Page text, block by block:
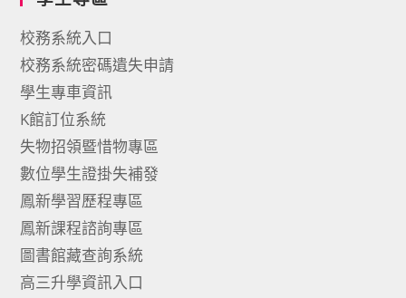
校務系統入口
校務系統密碼遺失申請
學生專車資訊
K館訂位系統
失物招領暨惜物專區
數位學生證掛失補發
鳳新學習歷程專區
鳳新課程諮詢專區
圖書館藏查詢系統
高三升學資訊入口